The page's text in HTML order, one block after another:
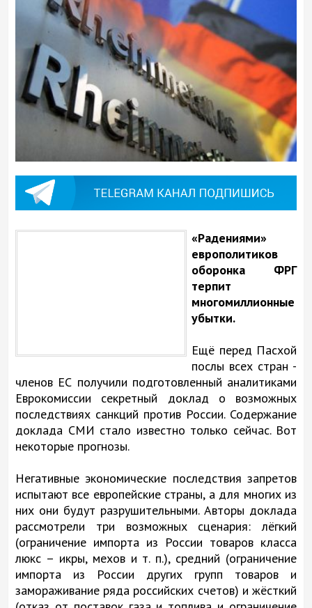
«Радениями»
европолитиков
оборонка ФРГ
терпит
многомиллионные
убытки.
Ещё перед Пасхой
послы всех стран -
членов ЕС получили подготовленный аналитиками
Еврокомиссии секретный доклад о возможных
последствиях санкций против России. Содержание
доклада СМИ стало известно только сейчас. Вот
некоторые прогнозы.
Негативные экономические последствия запретов
испытают все европейские страны, а для многих из
них они будут разрушительными. Авторы доклада
рассмотрели три возможных сценария: лёгкий
(ограничение импорта из России товаров класса
люкс – икры, мехов и т. п.), средний (ограничение
импорта из России других групп товаров и
замораживание ряда российских счетов) и жёсткий